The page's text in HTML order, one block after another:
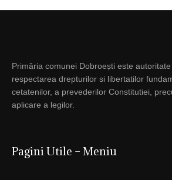
Primăria comunei Dobroești este
respectarea drepturilor si libertatilor
cetatenilor, a prevederilor Constitutiei,
aplicare a legilor.
Pagini Utile – Meniu